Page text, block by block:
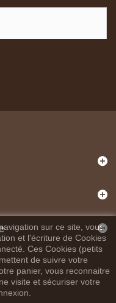
sur ce site, vous
et l'écriture de Cookies
Ces Cookies (petits
de suivre votre
panier, vous reconnaitre
visite et sécuriser votre